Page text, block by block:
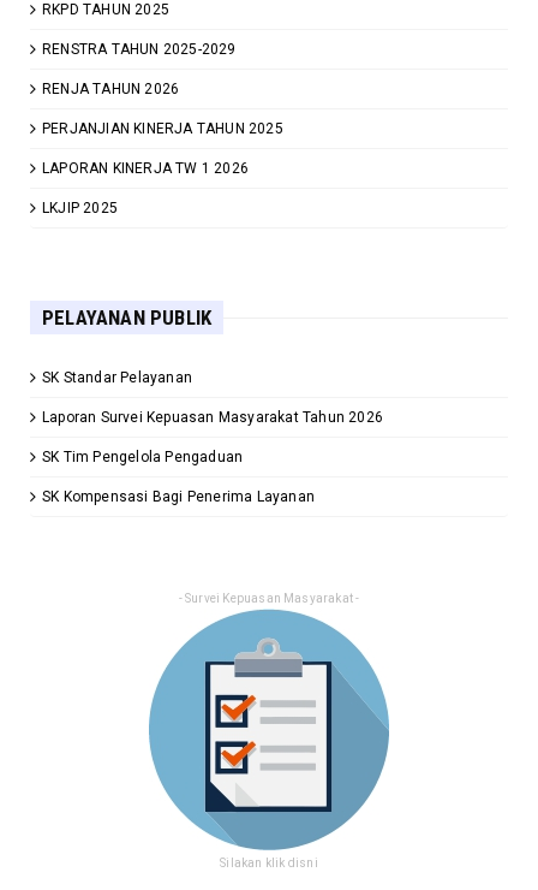
RKPD TAHUN 2025
RENSTRA TAHUN 2025-2029
RENJA TAHUN 2026
PERJANJIAN KINERJA TAHUN 2025
LAPORAN KINERJA TW 1 2026
LKJIP 2025
PELAYANAN PUBLIK
SK Standar Pelayanan
Laporan Survei Kepuasan Masyarakat Tahun 2026
SK Tim Pengelola Pengaduan
SK Kompensasi Bagi Penerima Layanan
- Survei Kepuasan Masyarakat -
Silakan klik disni